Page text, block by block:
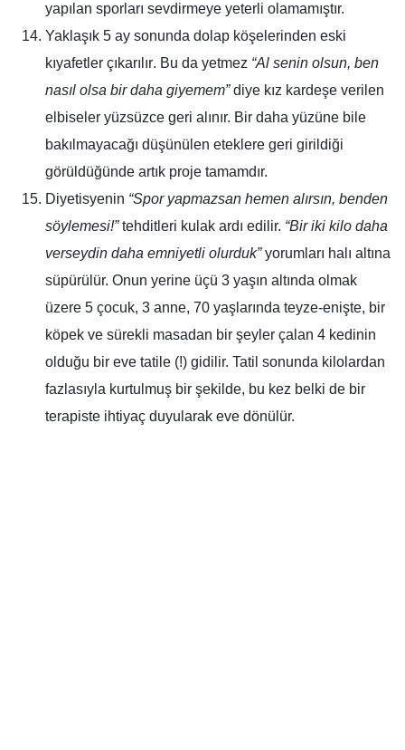
yapılan sporları sevdirmeye yeterli olamamıştır.
Yaklaşık 5 ay sonunda dolap köşelerinden eski
kıyafetler çıkarılır. Bu da yetmez “Al senin olsun, ben
nasıl olsa bir daha giyemem”diye kız kardeşe verilen
elbiseler yüzsüzce geri alınır. Bir daha yüzüne bile
bakılmayacağı düşünülen eteklere geri girildiği
görüldüğünde artık proje tamamdır.
Diyetisyenin “Spor yapmazsan hemen alırsın, benden
söylemesi!”tehditleri kulak ardı edilir. “Bir iki kilo daha
verseydin daha emniyetli olurduk”yorumları halı altına
süpürülür. Onun yerine üçü 3 yaşın altında olmak
üzere 5 çocuk, 3 anne, 70 yaşlarında teyze-enişte, bir
köpek ve sürekli masadan bir şeyler çalan 4 kedinin
olduğu bir eve tatile (!) gidilir. Tatil sonunda kilolardan
fazlasıyla kurtulmuş bir şekilde, bu kez belki de bir
terapiste ihtiyaç duyularak eve dönülür.